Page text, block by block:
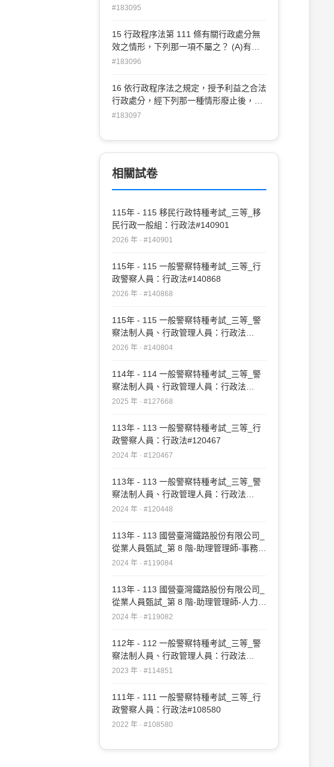
敘述，何者錯誤？ (A)同一行為既涉及懲
屬性不同，得各自追究，原則上無一事不
二罰原則之適用 (B)同一行為已受不起訴
事人得聲請再審議 (D)公務員違反職務義
務行為若也涉及刑事責任，在刑事訴訟程
序終結前，原則上應停止懲戒程序之進行
#183095
15 行政程序法第 111 條有關行政處分無
效之情形，下列那一項不屬之？ (A)有誤
寫、誤算或其他類此之顯然錯誤者 (B)其
處分得知處分機關者 (D)內容對任何人均
屬不能實現者
#183096
16 依行政程序法之規定，授予利益之合法
行政處分，經下列那一種情形廢止後，相
對人得請求信賴利益之補償？ (A)法規准
廢止權者 (C)附負擔之行政處分，受益人
未履行該負擔者 (D)其他為防止或除去對
#183097
相關試卷
115年 - 115 移民行政特種考試_三等_移
民行政一般組：行政法#140901
2026 年 · #140901
115年 - 115 一般警察特種考試_三等_行
政警察人員：行政法#140868
2026 年 · #140868
115年 - 115 一般警察特種考試_三等_警
察法制人員、行政管理人員：行政法
#140804
2026 年 · #140804
114年 - 114 一般警察特種考試_三等_警
察法制人員、行政管理人員：行政法
#127668
2025 年 · #127668
113年 - 113 一般警察特種考試_三等_行
政警察人員：行政法#120467
2024 年 · #120467
113年 - 113 一般警察特種考試_三等_警
察法制人員、行政管理人員：行政法
#120448
2024 年 · #120448
113年 - 113 國營臺灣鐵路股份有限公司_
從業人員甄試_第 8 階-助理管理師-事務管
理：行政法#119084
2024 年 · #119084
113年 - 113 國營臺灣鐵路股份有限公司_
從業人員甄試_第 8 階-助理管理師-人力資
源：行政法#119082
2024 年 · #119082
112年 - 112 一般警察特種考試_三等_警
察法制人員、行政管理人員：行政法
#114851
2023 年 · #114851
111年 - 111 一般警察特種考試_三等_行
政警察人員：行政法#108580
2022 年 · #108580